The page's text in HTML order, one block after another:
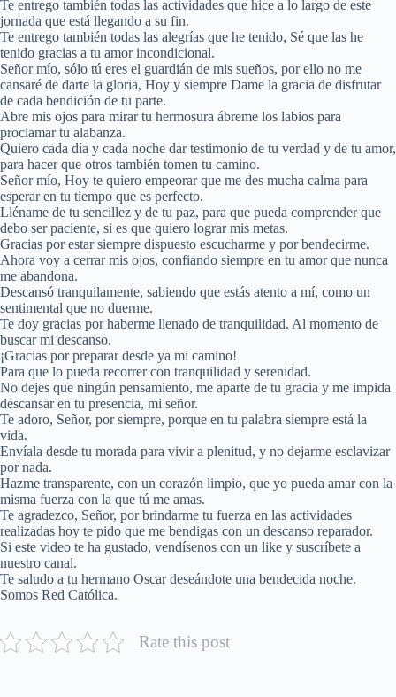
Te entrego también todas las actividades que hice a lo largo de este
jornada que está llegando a su fin.
Te entrego también todas las alegrías que he tenido, Sé que las he
tenido gracias a tu amor incondicional.
Señor mío, sólo tú eres el guardián de mis sueños, por ello no me
cansaré de darte la gloria, Hoy y siempre Dame la gracia de disfrutar
de cada bendición de tu parte.
Abre mis ojos para mirar tu hermosura ábreme los labios para
proclamar tu alabanza.
Quiero cada día y cada noche dar testimonio de tu verdad y de tu amor,
para hacer que otros también tomen tu camino.
Señor mío, Hoy te quiero empeorar que me des mucha calma para
esperar en tu tiempo que es perfecto.
Lléname de tu sencillez y de tu paz, para que pueda comprender que
debo ser paciente, si es que quiero lograr mis metas.
Gracias por estar siempre dispuesto escucharme y por bendecirme.
Ahora voy a cerrar mis ojos, confiando siempre en tu amor que nunca
me abandona.
Descansó tranquilamente, sabiendo que estás atento a mí, como un
sentimental que no duerme.
Te doy gracias por haberme llenado de tranquilidad. Al momento de
buscar mi descanso.
¡Gracias por preparar desde ya mi camino!
Para que lo pueda recorrer con tranquilidad y serenidad.
No dejes que ningún pensamiento, me aparte de tu gracia y me impida
descansar en tu presencia, mi señor.
Te adoro, Señor, por siempre, porque en tu palabra siempre está la
vida.
Envíala desde tu morada para vivir a plenitud, y no dejarme esclavizar
por nada.
Hazme transparente, con un corazón limpio, que yo pueda amar con la
misma fuerza con la que tú me amas.
Te agradezco, Señor, por brindarme tu fuerza en las actividades
realizadas hoy te pido que me bendigas con un descanso reparador.
Si este video te ha gustado, vendísenos con un like y suscríbete a
nuestro canal.
Te saludo a tu hermano Oscar deseándote una bendecida noche.
Somos Red Católica.
Rate this post